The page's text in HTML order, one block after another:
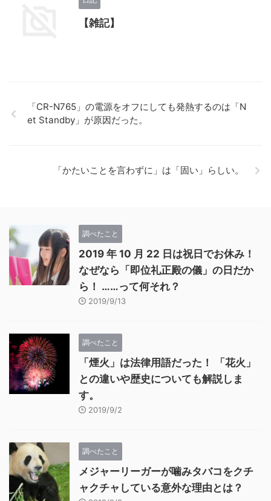
【雑記】
「CR-N765」の電源をオフにしても発熱するのは「N
et Standby」が原因だった。
「かたいことを言わずに」は「固い」らしい。
調べたこと
2019 年 10 月 22 日は祝日でお休み！
なぜなら「即位礼正殿の儀」の日だか
ら！ ……って何それ？
2019/9/13
調べたこと
「煙火」は法律用語だった！ 「花火」
との違いや歴史についても解説しま
す。
2019/9/2
調べたこと
メジャーリーガーが噛みタバコをクチ
ャクチャしている意外な理由とは？